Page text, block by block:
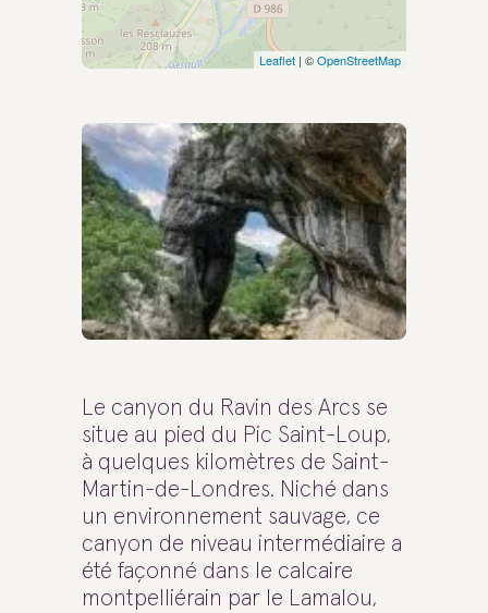
Leaflet | ©OpenStreetMap
Le canyon du Ravin des Arcs se
situe au pied du Pic Saint-Loup,
à quelques kilomètres de Saint-
Martin-de-Londres. Niché dans
un environnement sauvage, ce
canyon de niveau intermédiaire a
été façonné dans le calcaire
montpelliérain par le Lamalou,